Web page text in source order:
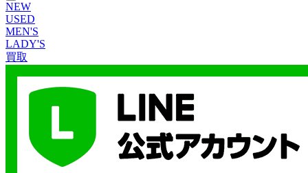
NEW
USED
MEN'S
LADY'S
買取